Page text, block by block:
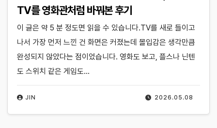
TV를 영화관처럼 바꿔본 후기
2026.05.08
JIN
이 글은 약 5 분 정도면 읽을 수 있습니다.TV를 새로 들이고
나서 가장 먼저 느낀 건 화면은 커졌는데 몰입감은 생각만큼
완성되지 않았다는 점이었습니다. 영화도 보고, 플스나 닌텐
도 스위치 같은 게임도…